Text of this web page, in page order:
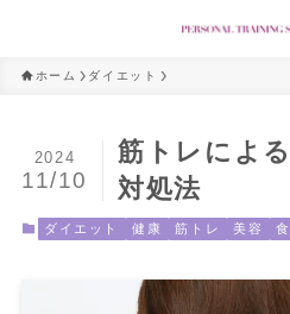
ホーム ダイエット
筋トレによ
対処法
2024
11/10
ダイエット 健康 筋トレ 美容